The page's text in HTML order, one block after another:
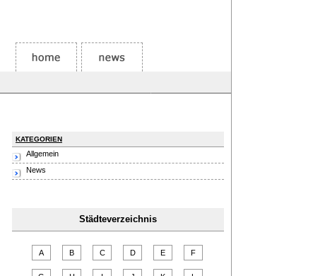
KATEGORIEN
Allgemein
News
Städteverzeichnis
A B C D E F